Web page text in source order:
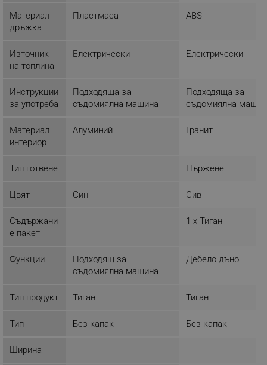
Материал
дръжка
Пластмаса ABS
Източник
на топлина
Електрически Електрически
Инструкции
за употреба
Подходяща за
съдомиялна машина
Подходяща за
съдомиялна
Материал
интериор
Алуминий Гранит
Тип готвене Пържене
Цвят Син Сив
Съдържани
е пакет
1 x Тиган
Функции
Подходящ за
съдомиялна машина
Дебело дъно
Тип продукт Тиган Тиган
Тип Без капак Без капак
Ширина
Таргетиране
Функционалност
Строго необходимите бисквитки позволяват
основната функционалност на уебсайта, като
потребителско влизане и управление на
правилно без строго необходими бисквитки.
_nzm_nosubscribe_92166-7699
.alleop.bg
_sgf_user_id
.alleop.bg
_sgf_session_id .alleop.bg